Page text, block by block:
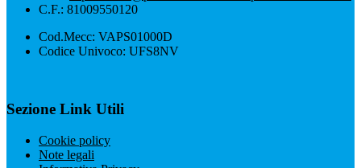
C.F.: 81009550120
Cod.Mecc: VAPS01000D
Codice Univoco: UFS8NV
Sezione Link Utili
Cookie policy
Note legali